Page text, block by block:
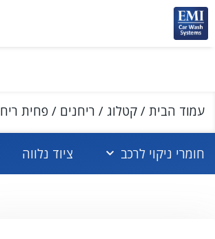
עמוד הבית / קטלוג / ריחנים / פחית ריח PARADISE – באבל גאם
חומרי ניקוי לרכב ציוד נלווה